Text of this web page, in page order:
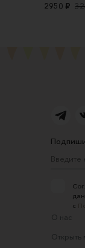
2950 ₽
с
О нас
Открыть